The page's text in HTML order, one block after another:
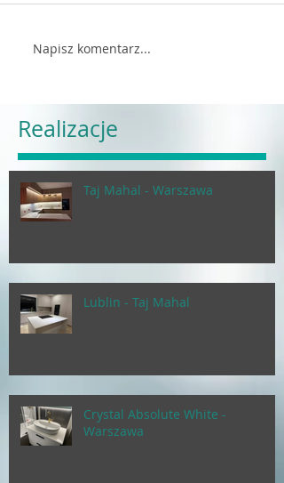
Realizacje
Napisz komentarz...
Taj Mahal - Warszawa
Lublin - Taj Mahal
Crystal Absolute White -
Warszawa